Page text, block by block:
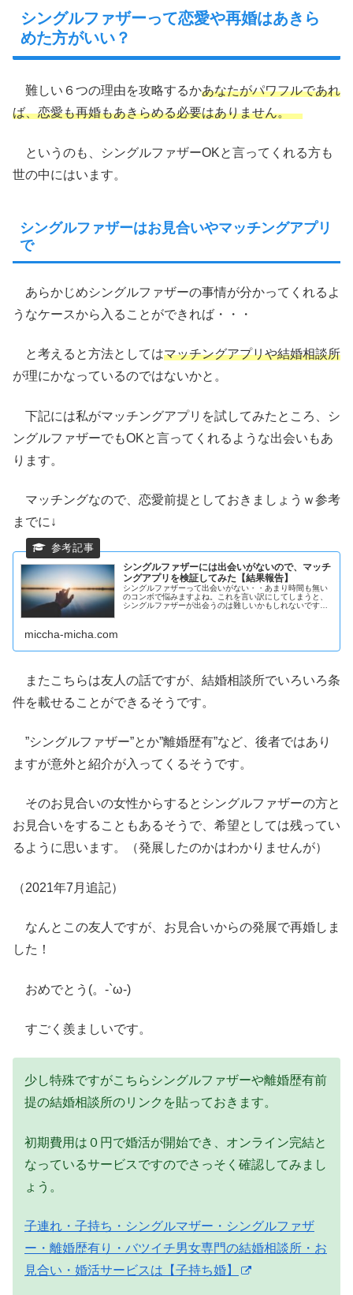
シングルファザーって恋愛や再婚はあきら
めた方がいい？
難しい６つの理由を攻略するかあなたがパワフルであれ
ば、恋愛も再婚もあきらめる必要はありません。
というのも、シングルファザーOKと言ってくれる方も
世の中にはいます。
シングルファザーはお見合いやマッチングアプリ
で
あらかじめシングルファザーの事情が分かってくれるよ
うなケースから入ることができれば・・・
と考えると方法としてはマッチングアプリや結婚相談所
が理にかなっているのではないかと。
下記には私がマッチングアプリを試してみたところ、シ
ングルファザーでもOKと言ってくれるような出会いもあ
ります。
マッチングなので、恋愛前提としておきましょうｗ参考
までに↓
シングルファザーには出会いがないので、マッチ
ングアプリを検証してみた【結果報告】
シングルファザーって出会いがない・・あまり時間も無い
のコンボで悩みますよね。これを言い訳にしてしまうと、
シングルファザーが出会うのは難しいかもしれないです
miccha-micha.com
またこちらは友人の話ですが、結婚相談所でいろいろ条
件を載せることができるそうです。
”シングルファザー”とか”離婚歴有”など、後者ではあり
ますが意外と紹介が入ってくるそうです。
そのお見合いの女性からするとシングルファザーの方と
お見合いをすることもあるそうで、希望としては残ってい
るように思います。（発展したのかはわかりませんが）
（2021年7月追記）
なんとこの友人ですが、お見合いからの発展で再婚しま
した！
おめでとう(。-`ω-)
すごく羨ましいです。
少し特殊ですがこちらシングルファザーや離婚歴有前
提の結婚相談所のリンクを貼っておきます。
初期費用は０円で婚活が開始でき、オンライン完結と
なっているサービスですのでさっそく確認してみまし
ょう。
子連れ・子持ち・シングルマザー・シングルファザ
ー・離婚歴有り・バツイチ男女専門の結婚相談所・お
見合い・婚活サービスは【子持ち婚】